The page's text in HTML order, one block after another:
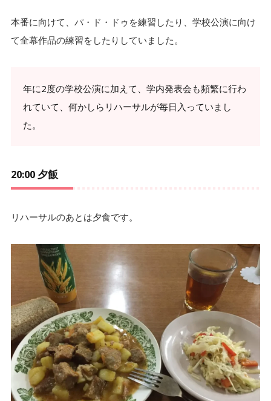
本番に向けて、パ・ド・ドゥを練習したり、学校公演に向け
て全幕作品の練習をしたりしていました。
年に2度の学校公演に加えて、学内発表会も頻繁に行わ
れていて、何かしらリハーサルが毎日入っていまし
た。
20:00 夕飯
リハーサルのあとは夕食です。